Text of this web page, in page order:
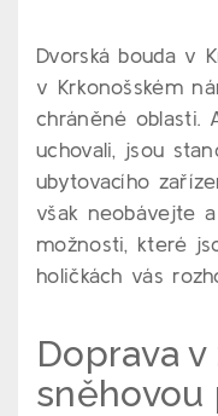
Dvorská bouda v
v Krkonošském
chráněné oblasti.
uchovali, jsou
ubytovacího
však neobávejte
možnosti, které
holičkách vás
Doprava
sněhovou